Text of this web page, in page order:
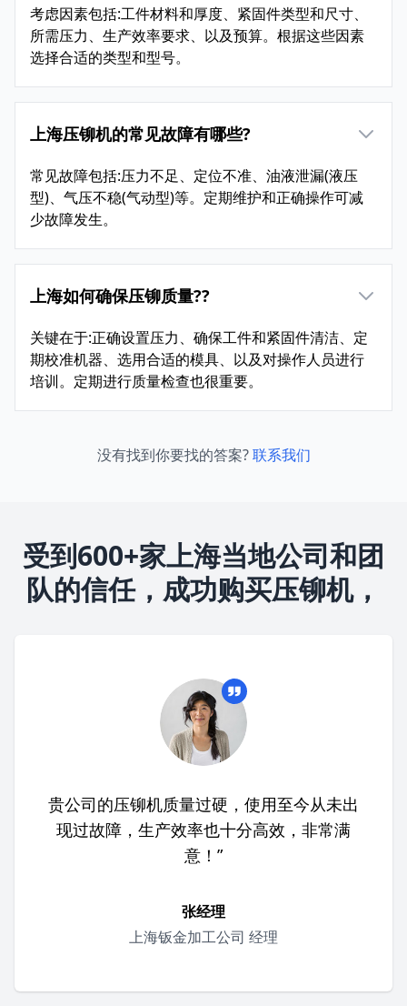
考虑因素包括:工件材料和厚度、紧固件类型和尺寸、
所需压力、生产效率要求、以及预算。根据这些因素
选择合适的类型和型号。
上海压铆机的常见故障有哪些?
常见故障包括:压力不足、定位不准、油液泄漏(液压
型)、气压不稳(气动型)等。定期维护和正确操作可减
少故障发生。
上海如何确保压铆质量??
关键在于:正确设置压力、确保工件和紧固件清洁、定
期校准机器、选用合适的模具、以及对操作人员进行
培训。定期进行质量检查也很重要。
没有找到你要找的答案?联系我们
受到600+家上海当地公司和团
队的信任，成功购买压铆机，
贵公司的压铆机质量过硬，使用至今从未出
现过故障，生产效率也十分高效，非常满
意！”
张经理
上海钣金加工公司 经理